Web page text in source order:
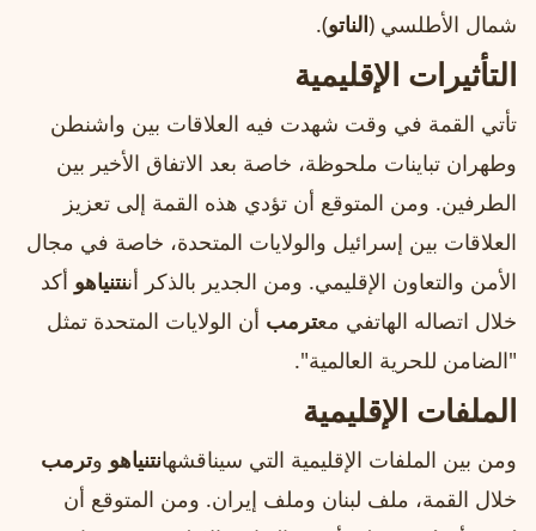
شمال الأطلسي (الناتو).
التأثيرات الإقليمية
تأتي القمة في وقت شهدت فيه العلاقات بين واشنطن
وطهران تباينات ملحوظة، خاصة بعد الاتفاق الأخير بين
الطرفين. ومن المتوقع أن تؤدي هذه القمة إلى تعزيز
العلاقات بين إسرائيل والولايات المتحدة، خاصة في مجال
الأمن والتعاون الإقليمي. ومن الجدير بالذكر أننتنياهو أكد
خلال اتصاله الهاتفي معترمب أن الولايات المتحدة تمثل
"الضامن للحرية العالمية".
الملفات الإقليمية
ومن بين الملفات الإقليمية التي سيناقشهانتنياهو وترمب
خلال القمة، ملف لبنان وملف إيران. ومن المتوقع أن